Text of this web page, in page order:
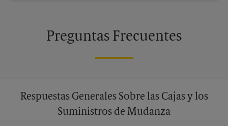
Preguntas Frecuentes
Respuestas Generales Sobre las Cajas y los
Suministros de Mudanza